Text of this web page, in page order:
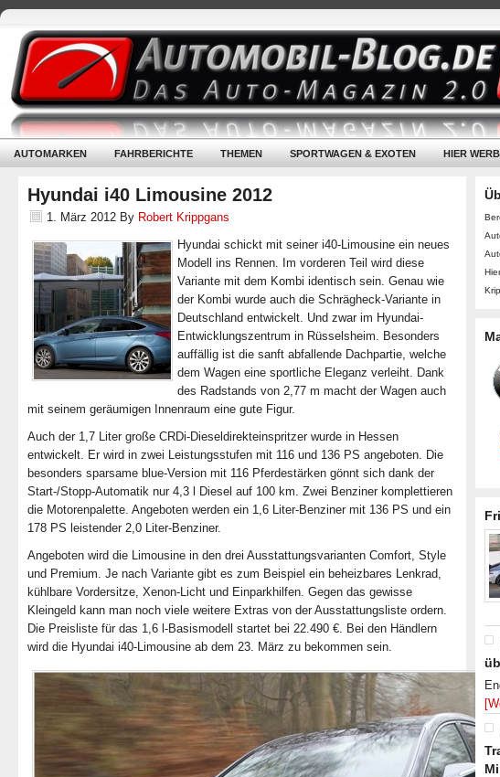
AUTOMARKEN FAHRBERICHTE THEMEN SPORTWAGEN & EXOTEN HIER
Hyundai i40 Limousine 2012
1. März 2012 By Robert Krippgans
Hyundai schickt mit seiner i40-Limousine ein neues
Modell ins Rennen. Im vorderen Teil wird diese
Variante mit dem Kombi identisch sein. Genau wie
der Kombi wurde auch die Schrägheck-Variante in
Deutschland entwickelt. Und zwar im Hyundai-
Entwicklungszentrum in Rüsselsheim. Besonders
auffällig ist die sanft abfallende Dachpartie, welche
dem Wagen eine sportliche Eleganz verleiht. Dank
des Radstands von 2,77 m macht der Wagen auch
mit seinem geräumigen Innenraum eine gute Figur.
Auch der 1,7 Liter große CRDi-Dieseldirekteinspritzer wurde in Hessen
entwickelt. Er wird in zwei Leistungsstufen mit 116 und 136 PS angeboten. Die
besonders sparsame blue-Version mit 116 Pferdestärken gönnt sich dank der
Start-/Stopp-Automatik nur 4,3 l Diesel auf 100 km. Zwei Benziner komplettieren
die Motorenpalette. Angeboten werden ein 1,6 Liter-Benziner mit 136 PS und ein
178 PS leistender 2,0 Liter-Benziner.
Angeboten wird die Limousine in den drei Ausstattungsvarianten Comfort, Style
und Premium. Je nach Variante gibt es zum Beispiel ein beheizbares Lenkrad,
kühlbare Vordersitze, Xenon-Licht und Einparkhilfen. Gegen das gewisse
Kleingeld kann man noch viele weitere Extras von der Ausstattungsliste ordern.
Die Preisliste für das 1,6 l-Basismodell startet bei 22.490 €. Bei den Händlern
wird die Hyundai i40-Limousine ab dem 23. März zu bekommen sein.